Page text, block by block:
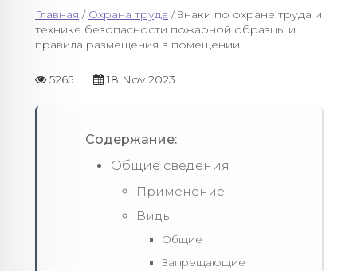
Главная / Охрана труда / Знаки по охране труда и
технике безопасности пожарной образцы и
правила размещения в помещении
5265 18 Nov 2023
Содержание:
Общие сведения
Применение
Виды
Общие
Запрещающие